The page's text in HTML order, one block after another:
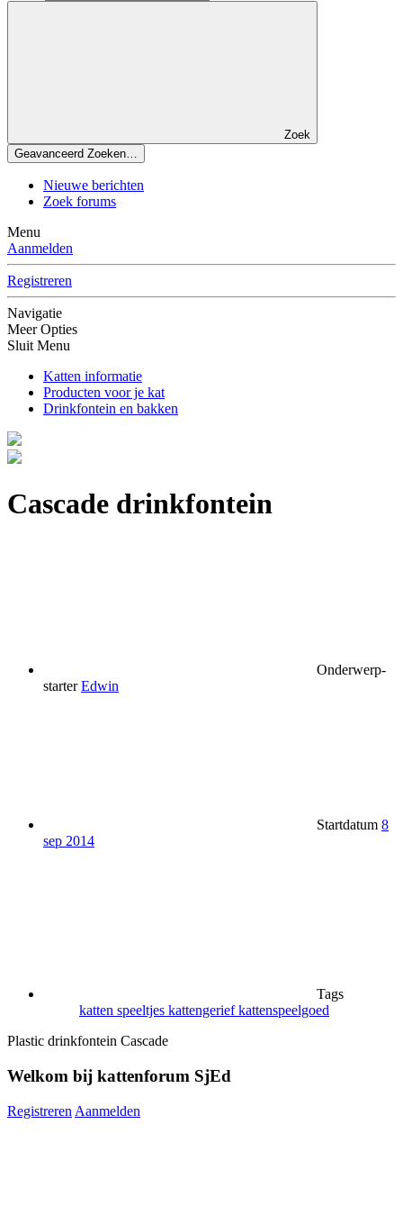
Zoek
Geavanceerd Zoeken…
Nieuwe berichten
Zoek forums
Menu
Aanmelden
Registreren
Navigatie
Meer Opties
Sluit Menu
Katten informatie
Producten voor je kat
Drinkfontein en bakken
Cascade drinkfontein
Onderwerp-
starter Edwin
Startdatum 8
sep 2014
Tags
katten speeltjes kattengeriefkattenspeelgoed
Plastic drinkfontein Cascade
Welkom bij kattenforum SjEd
Registreren Aanmelden